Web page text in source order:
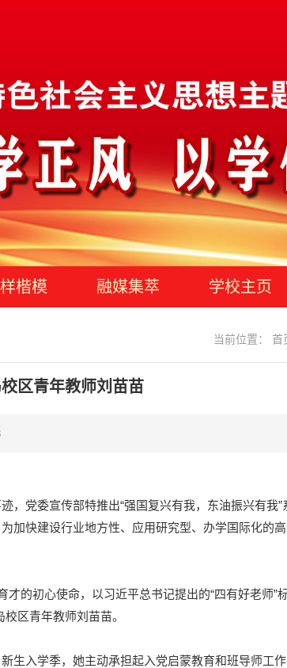
楷模 融媒集萃 学校主页
当前位置： 首
区青年教师刘苗苗
党委宣传部特推出“强国复兴有我，东油振兴有我”
加快建设行业地方性、应用研究型、办学国际化的
的初心使命，以习近平总书记提出的“四有好老师”
区青年教师刘苗苗。
生入学季，她主动承担起入党启蒙教育和班导师工